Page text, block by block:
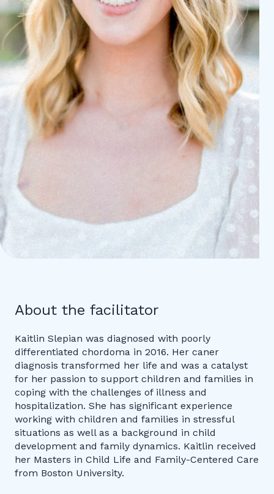
About the facilitator
Kaitlin Slepian was diagnosed with poorly
differentiated chordoma in 2016. Her caner
diagnosis transformed her life and was a catalyst
for her passion to support children and families in
coping with the challenges of illness and
hospitalization. She has significant experience
working with children and families in stressful
situations as well as a background in child
development and family dynamics. Kaitlin received
her Masters in Child Life and Family-Centered Care
from Boston University.